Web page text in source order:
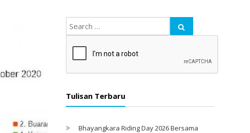
Tulisan Terbaru
Bhayangkara Riding Day 2026 Bersama